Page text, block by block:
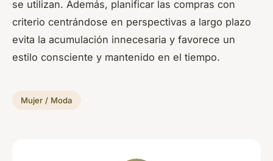
se utilizan. Además, planificar las compras con
criterio centrándose en perspectivas a largo plazo
evita la acumulación innecesaria y favorece un
estilo consciente y mantenido en el tiempo.
Mujer / Moda